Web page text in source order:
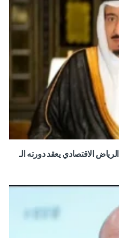
الاقتصادي يعقد دورته الـ